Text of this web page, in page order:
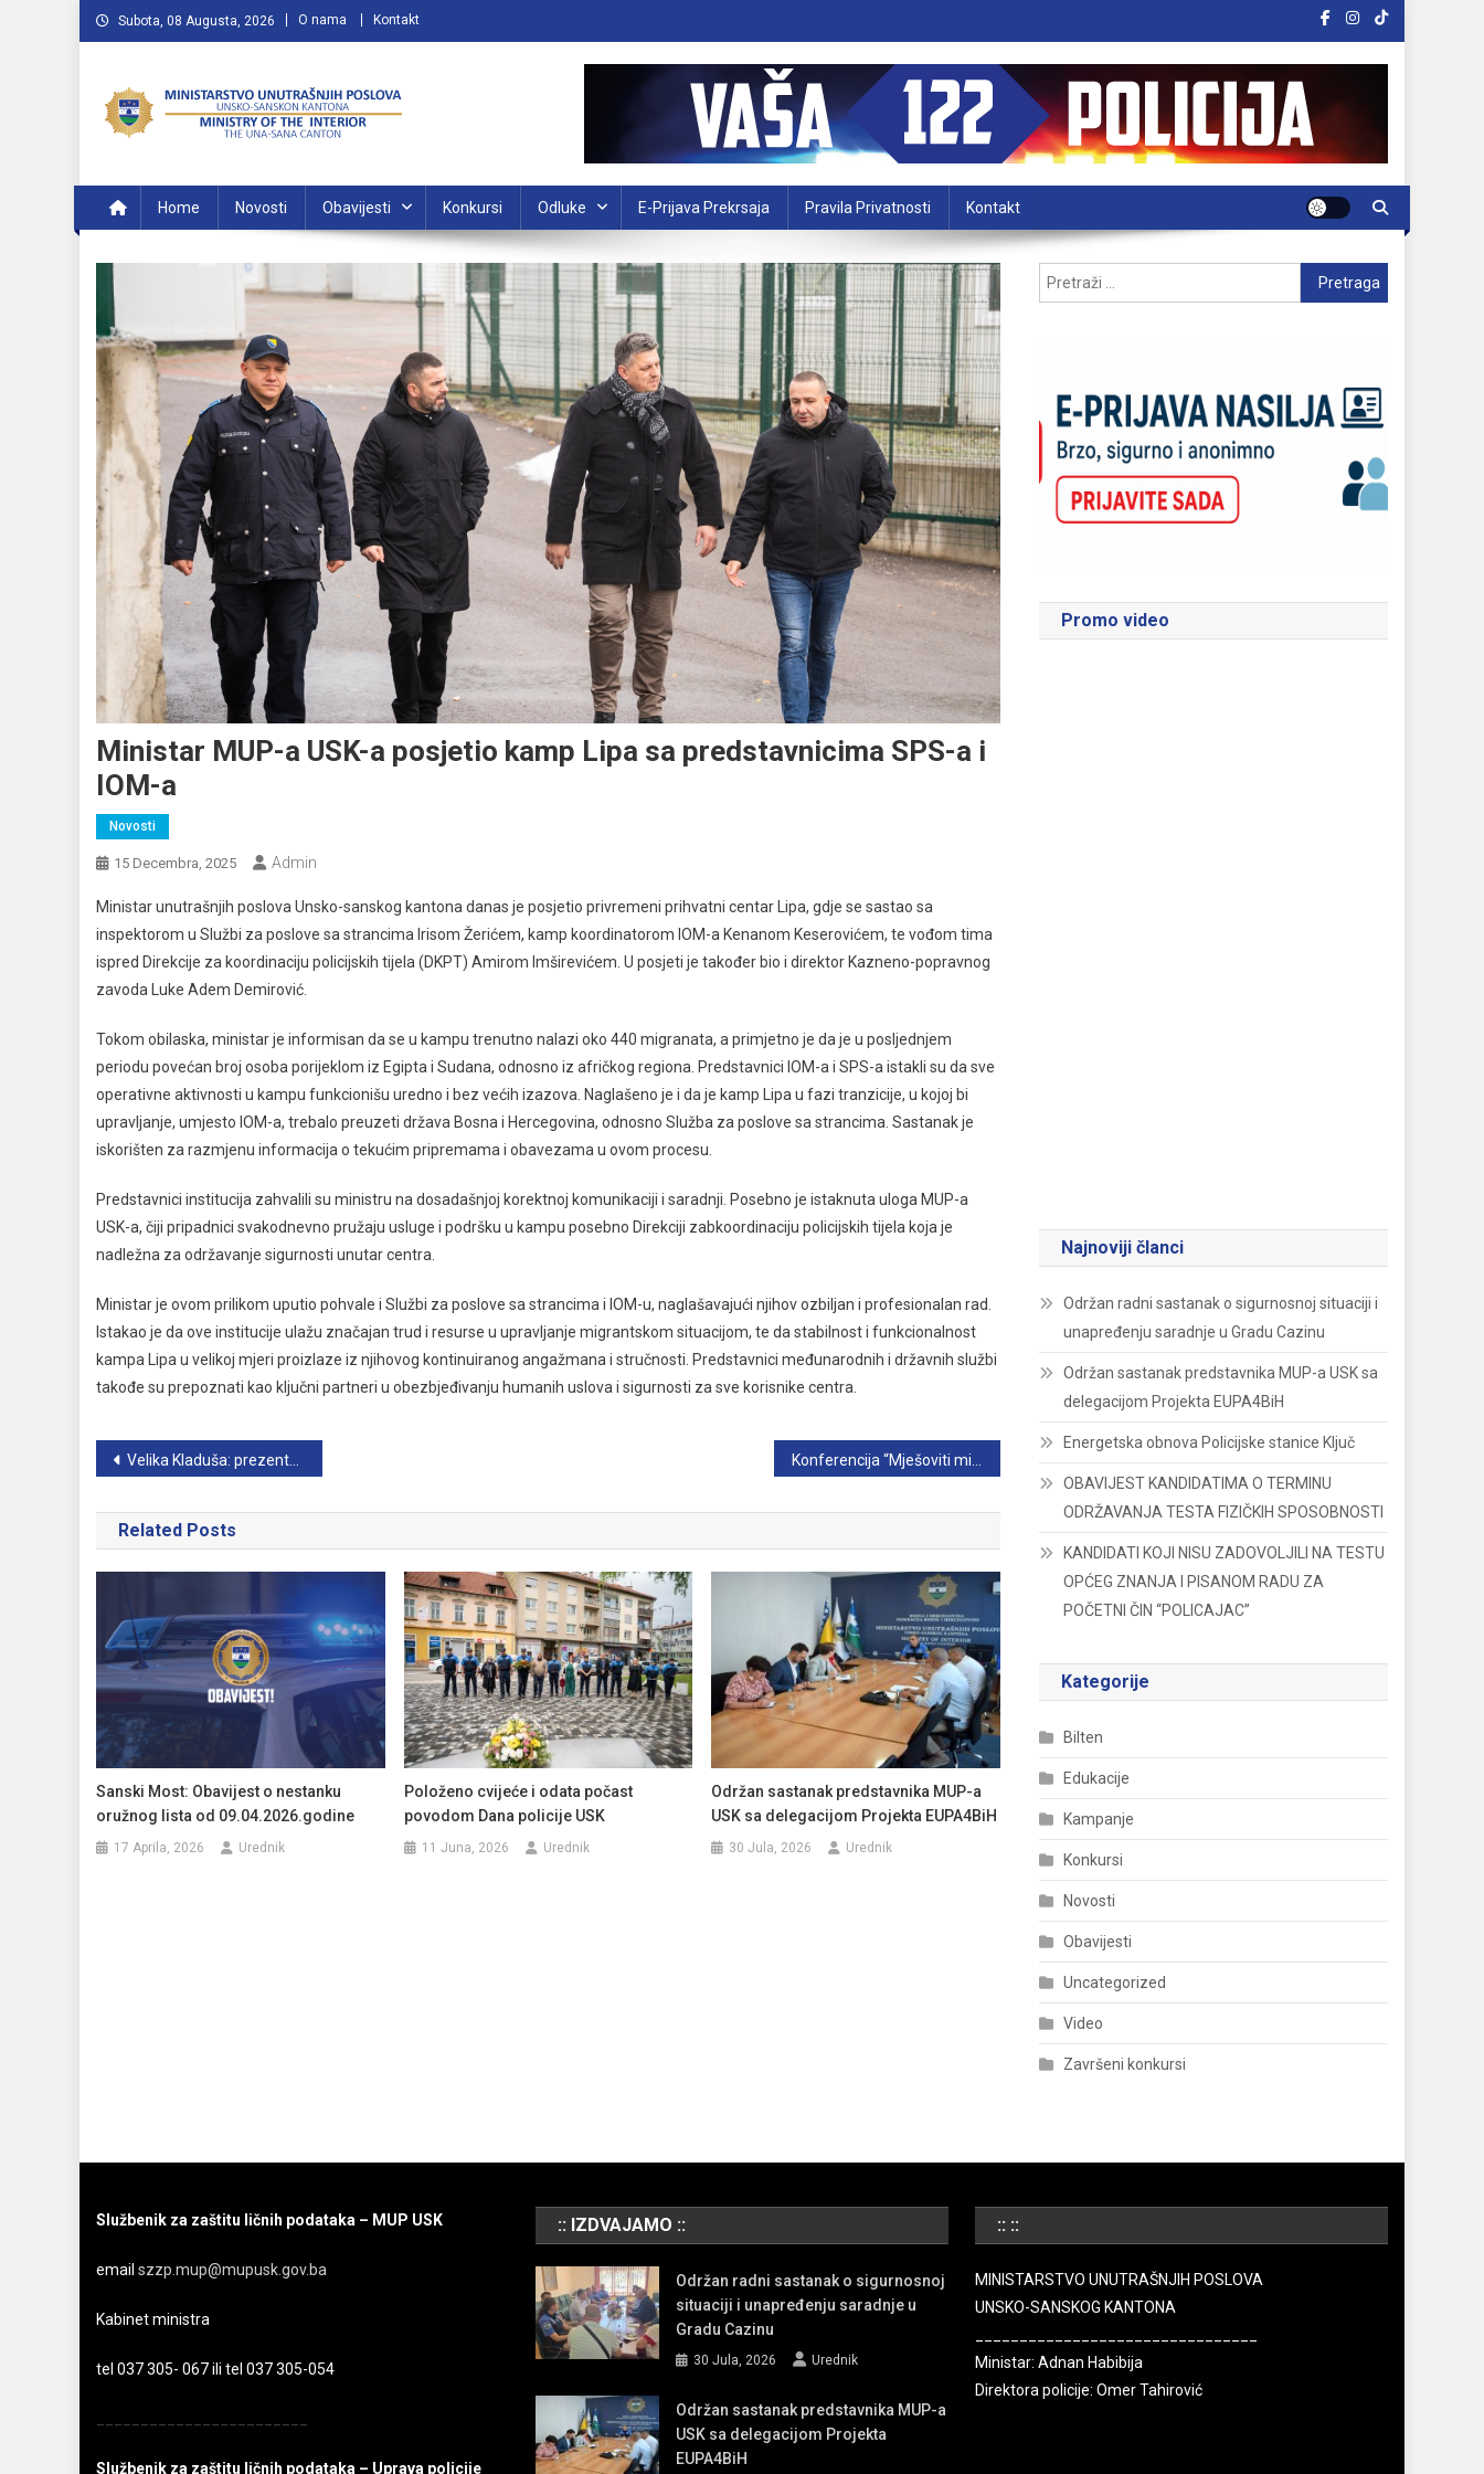
Preskočite
na
Subota, 08 Augusta, 2026 O nama Kontakt
Home Novosti Obavijesti Konkursi Odluke E-Prijava Prekrsaja Pravila Privatnosti Kontakt
Ministar MUP-a USK-a posjetio kamp Lipa sa predstavnicima SPS-a i
IOM-a
Novosti
15 Decembra, 2025 Admin
Ministar unutrašnjih poslova Unsko-sanskog kantona danas je posjetio privremeni prihvatni centar Lipa, gdje se sastao sa
inspektorom u Službi za poslove sa strancima Irisom Žerićem, kamp koordinatorom IOM-a Kenanom Keserovićem, te vođom tima
ispred Direkcije za koordinaciju policijskih tijela (DKPT) Amirom Imširevićem. U posjeti je također bio i direktor Kazneno-popravnog
zavoda Luke Adem Demirović.
Tokom obilaska, ministar je informisan da se u kampu trenutno nalazi oko 440 migranata, a primjetno je da je u posljednjem
periodu povećan broj osoba porijeklom iz Egipta i Sudana, odnosno iz afričkog regiona. Predstavnici IOM-a i SPS-a istakli su da sve
operativne aktivnosti u kampu funkcionišu uredno i bez većih izazova. Naglašeno je i da je kamp Lipa u fazi tranzicije, u kojoj bi
upravljanje, umjesto IOM-a, trebalo preuzeti država Bosna i Hercegovina, odnosno Služba za poslove sa strancima. Sastanak je
iskorišten za razmjenu informacija o tekućim pripremama i obavezama u ovom procesu.
Predstavnici institucija zahvalili su ministru na dosadašnjoj korektnoj komunikaciji i saradnji. Posebno je istaknuta uloga MUP-a
USK-a, čiji pripadnici svakodnevno pružaju usluge i podršku u kampu posebno Direkciji zabkoordinaciju policijskih tijela koja je
nadležna za održavanje sigurnosti unutar centra.
Ministar je ovom prilikom uputio pohvale i Službi za poslove sa strancima i IOM-u, naglašavajući njihov ozbiljan i profesionalan rad.
Istakao je da ove institucije ulažu značajan trud i resurse u upravljanje migrantskom situacijom, te da stabilnost i funkcionalnost
kampa Lipa u velikoj mjeri proizlaze iz njihovog kontinuiranog angažmana i stručnosti. Predstavnici međunarodnih i državnih službi
takođe su prepoznati kao ključni partneri u obezbjeđivanju humanih uslova i sigurnosti za sve korisnike centra.
Navigacija
članaka
Velika Kladuša: prezentacija idejnog projekta nove upravne zgrade
Related Posts
Sanski Most: Obavijest o nestanku
oružnog lista od 09.04.2026.godine
17 Aprila, 2026 Urednik
Položeno cvijeće i odata počast
povodom Dana policije USK
11 Juna, 2026 Urednik
Održan sastanak predstavnika MUP-a
USK sa delegacijom Projekta EUPA4BiH
30 Jula, 2026 Urednik
Pretraga:
Promo video
Najnoviji članci
Održan radni sastanak o sigurnosnoj situaciji i
unapređenju saradnje u Gradu Cazinu
Održan sastanak predstavnika MUP-a USK sa
delegacijom Projekta EUPA4BiH
Energetska obnova Policijske stanice Ključ
OBAVIJEST KANDIDATIMA O TERMINU
ODRŽAVANJA TESTA FIZIČKIH SPOSOBNOSTI
KANDIDATI KOJI NISU ZADOVOLJILI NA TESTU
OPĆEG ZNANJA I PISANOM RADU ZA
POČETNI ČIN “POLICAJAC”
Kategorije
Bilten
Edukacije
Kampanje
Konkursi
Novosti
Obavijesti
Uncategorized
Video
Završeni konkursi
Službenik za zaštitu ličnih podataka – MUP USK
emailszzp.mup@mupusk.gov.ba
Kabinet ministra
tel 037 305- 067 ili tel 037 305-054
Službenik za zaštitu ličnih podataka – Uprava policije
:: IZDVAJAMO ::
Održan radni sastanak o sigurnosnoj
situaciji i unapređenju saradnje u
Gradu Cazinu
30 Jula, 2026 Urednik
Održan sastanak predstavnika MUP-a
USK sa delegacijom Projekta
EUPA4BiH
:: ::
MINISTARSTVO UNUTRAŠNJIH POSLOVA
UNSKO-SANSKOG KANTONA
Ministar: Adnan Habibija
Direktora policije: Omer Tahirović